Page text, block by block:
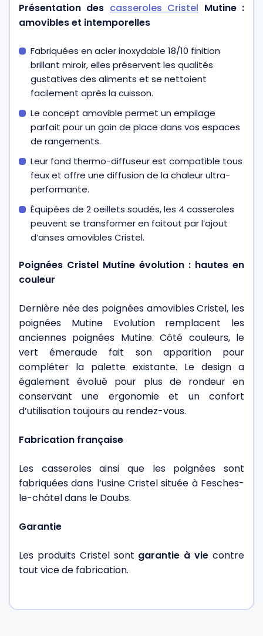
Présentation des casseroles Cristel Mutine :
amovibles et intemporelles
Fabriquées en acier inoxydable 18/10 finition
brillant miroir, elles préservent les qualités
gustatives des aliments et se nettoient
facilement après la cuisson.
Le concept amovible permet un empilage
parfait pour un gain de place dans vos espaces
de rangements.
Leur fond thermo-diffuseur est compatible tous
feux et offre une diffusion de la chaleur ultra-
performante.
Équipées de 2 oeillets soudés, les 4 casseroles
peuvent se transformer en faitout par l’ajout
d’anses amovibles Cristel.
Poignées Cristel Mutine évolution : hautes en
couleur
Dernière née des poignées amovibles Cristel, les
poignées Mutine Evolution remplacent les
anciennes poignées Mutine. Côté couleurs, le
vert émeraude fait son apparition pour
compléter la palette existante. Le design a
également évolué pour plus de rondeur en
conservant une ergonomie et un confort
d’utilisation toujours au rendez-vous.
Fabrication française
Les casseroles ainsi que les poignées sont
fabriquées dans l’usine Cristel située à Fesches-
le-châtel dans le Doubs.
Garantie
Les produits Cristel sont garantie à vie contre
tout vice de fabrication.